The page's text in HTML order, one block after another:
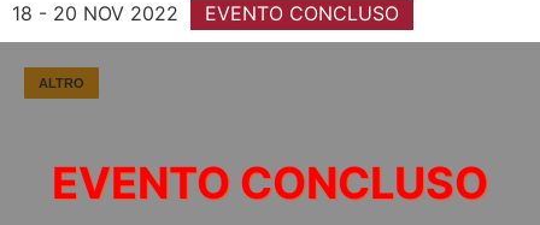
18 - 20 NOV 2022 EVENTO CONCLUSO
ALTRO